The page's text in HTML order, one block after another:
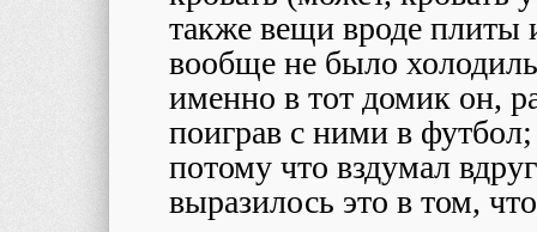
также вещи вроде плиты
вообще не было
именно в тот домик он,
поиграв с ними в
потому что вздумал
выразилось это в том,